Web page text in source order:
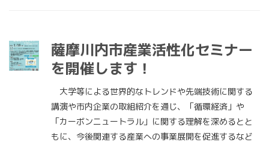
薩摩川内市産業活性化セミナー
を開催します！
大学等による世界的なトレンドや先端技術に関する
講演や市内企業の取組紹介を通じ、「循環経済」や
「カーボンニュートラル」に関する理解を深めるとと
もに、今後関連する産業への事業展開を促進するなど